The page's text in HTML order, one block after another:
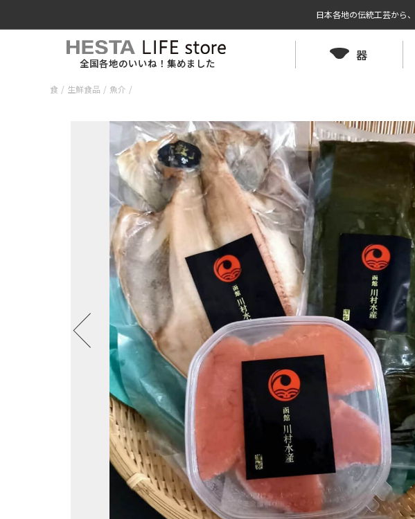
日本各地の伝統工芸から
全国各地のいいね！集めました 器
食 / 生鮮食品 / 魚介 /